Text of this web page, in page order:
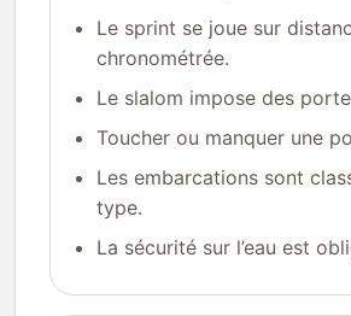
Le sprint se joue sur
chronométrée.
Le slalom impose des
Toucher ou manquer une
Les embarcations sont
type.
La sécurité sur l’eau est